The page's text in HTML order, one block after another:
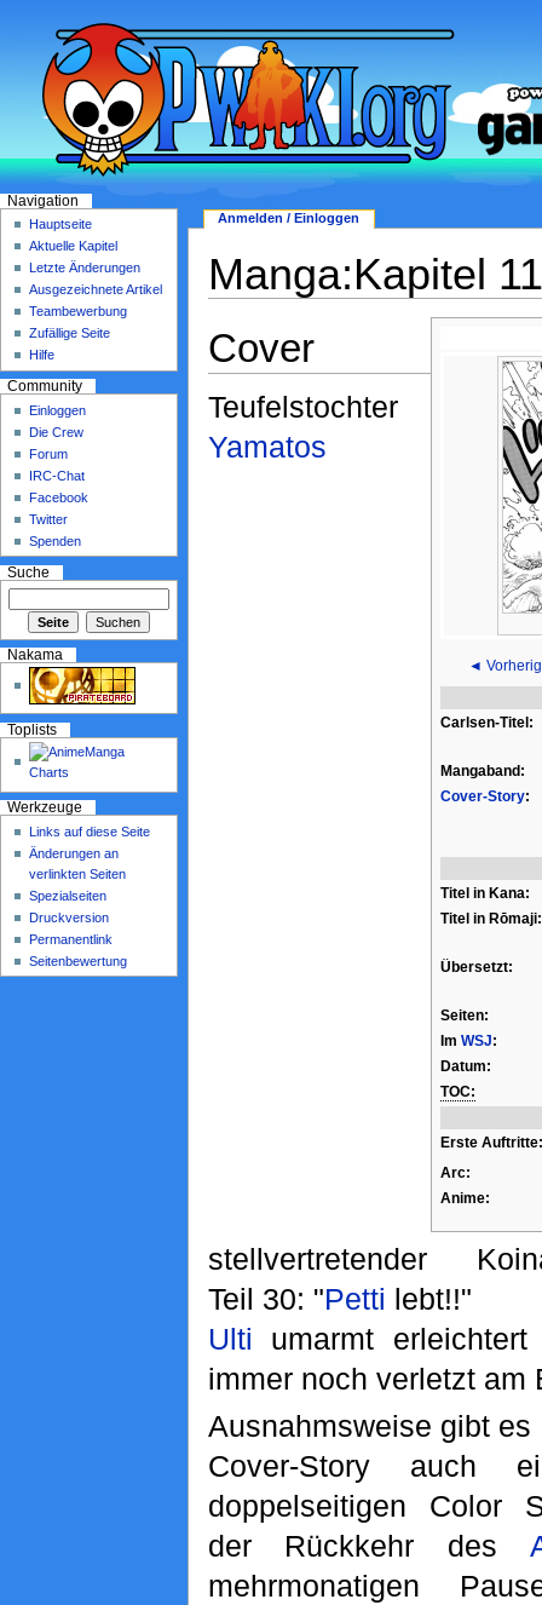
Manga:Kapitel
◄
Carlsen-Titel:
Mangaband:
Cover-Story:
Titel in Kana:
Titel in Rōmaji:
Übersetzt:
Seiten:
Im WSJ:
Datum:
TOC:
Erste Auftritte:
Arc:
Anime:
Cover
Teufelstochter
Yamatos
stellvertretender
Teil 30: "Petti lebt!!"
Ulti umarmt
immer noch verletzt am
Ausnahmsweise gibt
Cover-Story auch
doppelseitigen Color
der Rückkehr des
mehrmonatigen
Anmelden / Einloggen
Navigation
Hauptseite
Aktuelle Kapitel
Letzte Änderungen
Ausgezeichnete Artikel
Teambewerbung
Zufällige Seite
Hilfe
Community
Einloggen
Die Crew
Forum
IRC-Chat
Facebook
Twitter
Spenden
Suche
Nakama
Toplists
Werkzeuge
Links auf diese Seite
Änderungen an
verlinkten Seiten
Spezialseiten
Druckversion
Permanentlink
Seitenbewertung